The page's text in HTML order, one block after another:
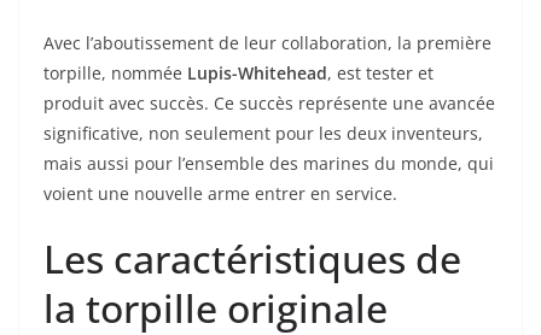
Avec l’aboutissement de leur collaboration, la première
torpille, nommée Lupis-Whitehead, est tester et
produit avec succès. Ce succès représente une avancée
significative, non seulement pour les deux inventeurs,
mais aussi pour l’ensemble des marines du monde, qui
voient une nouvelle arme entrer en service.
Les caractéristiques de
la torpille originale